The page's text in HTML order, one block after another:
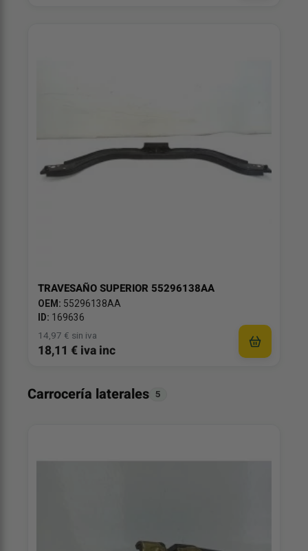
TRAVESAÑO SUPERIOR 55296138AA
OEM: 55296138AA
ID: 169636
14,97 € sin iva
18,11 € iva inc
Carrocería laterales 5